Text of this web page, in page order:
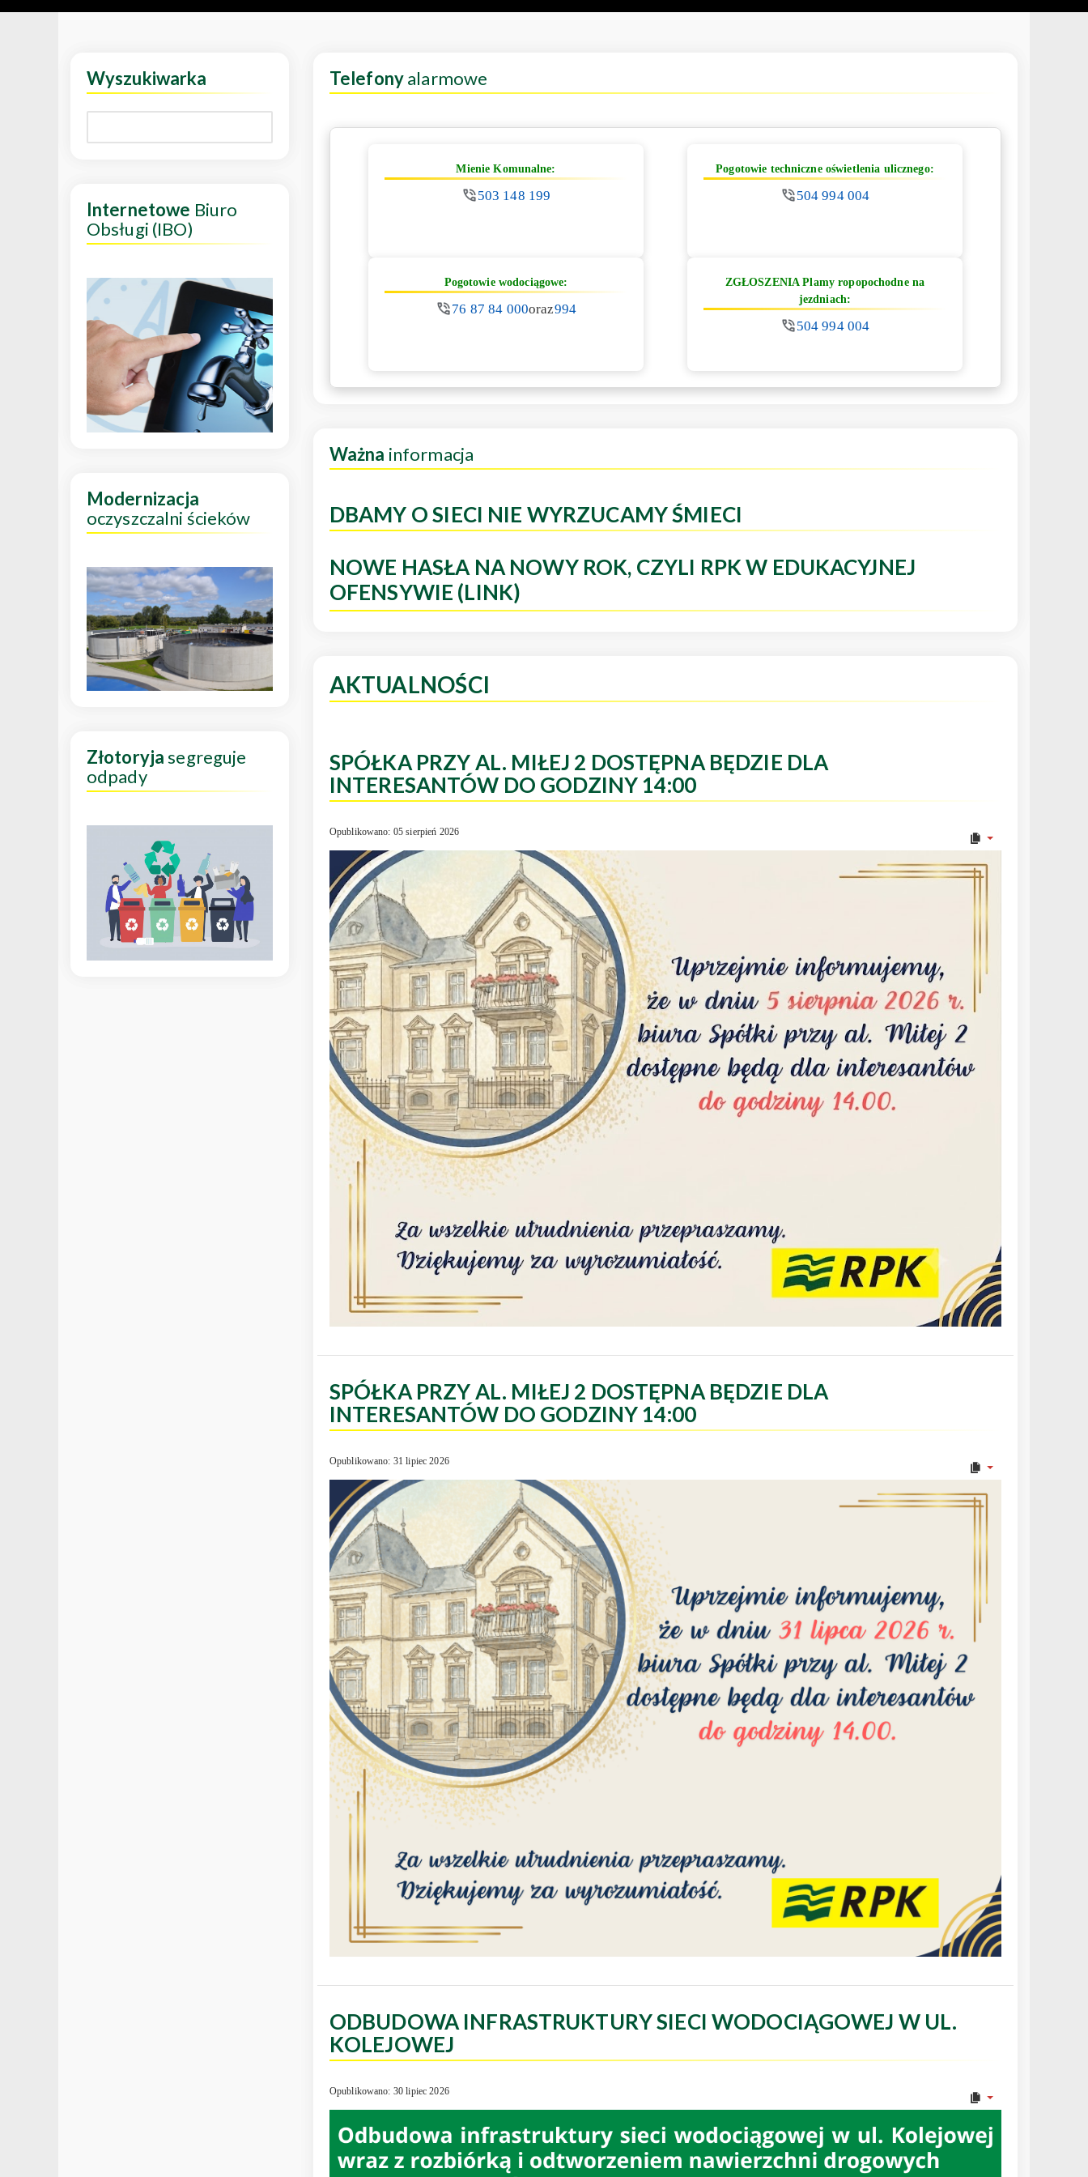
Telefonyalarmowe
Mienie Komunalne:
503 148 199
Pogotowie techniczne oświetlenia ulicznego:
504 994 004
Pogotowie wodociągowe:
76 87 84 000oraz994
ZGŁOSZENIA Plamy ropopochodne na
jezdniach:
504 994 004
Ważna informacja
DBAMY O SIECI NIE WYRZUCAMY ŚMIECI
NOWE HASŁA NA NOWY ROK, CZYLI RPK W EDUKACYJNEJ
OFENSYWIE (LINK)
AKTUALNOŚCI
SPÓŁKA PRZY AL. MIŁEJ 2 DOSTĘPNA BĘDZIE DLA
INTERESANTÓW DO GODZINY 14:00
Opublikowano: 05 sierpień 2026
SPÓŁKA PRZY AL. MIŁEJ 2 DOSTĘPNA BĘDZIE DLA
INTERESANTÓW DO GODZINY 14:00
Opublikowano: 31 lipiec 2026
ODBUDOWA INFRASTRUKTURY SIECI WODOCIĄGOWEJ W UL.
KOLEJOWEJ
Opublikowano: 30 lipiec 2026
Wyszukiwarka
Internetowe Biuro
Obsługi (IBO)
Modernizacja
oczyszczalni ścieków
Złotoryjasegreguje
odpady